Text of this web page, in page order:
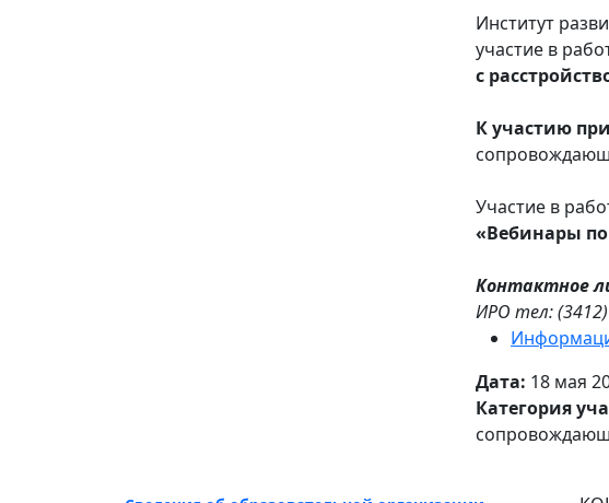
Институт
участие в
с
К участию
Участие в
«Вебинары
Контактное
ИРО тел:
Дата: 18 мая
Категория